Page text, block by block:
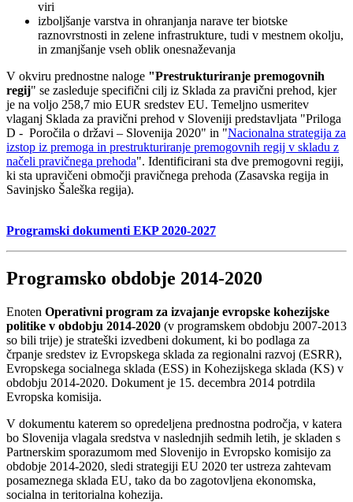
viri
izboljšanje varstva in ohranjanja narave ter biotske
raznovrstnosti in zelene infrastrukture, tudi v mestnem okolju,
in zmanjšanje vseh oblik onesnaževanja
V okviru prednostne naloge "Prestrukturiranje premogovnih
regij" se zasleduje specifični cilj iz Sklada za pravični prehod, kjer
je na voljo 258,7 mio EUR sredstev EU. Temeljno usmeritev
vlaganj Sklada za pravični prehod v Sloveniji predstavljata "Priloga
D - Poročila o državi – Slovenija 2020" in "Nacionalna strategija za
izstop iz premoga in prestrukturiranje premogovnih regij v skladu z
načeli pravičnega prehoda". Identificirani sta dve premogovni regiji,
ki sta upravičeni območji pravičnega prehoda (Zasavska regija in
Savinjsko Šaleška regija).
Programski dokumenti EKP 2020-2027
Programsko obdobje 2014-2020
Enoten Operativni program za izvajanje evropske kohezijske
politike v obdobju 2014-2020 (v programskem obdobju 2007-2013
so bili trije) je strateški izvedbeni dokument, ki bo podlaga za
črpanje sredstev iz Evropskega sklada za regionalni razvoj (ESRR),
Evropskega socialnega sklada (ESS) in Kohezijskega sklada (KS) v
obdobju 2014-2020. Dokument je 15. decembra 2014 potrdila
Evropska komisija.
V dokumentu katerem so opredeljena prednostna področja, v katera
bo Slovenija vlagala sredstva v naslednjih sedmih letih, je skladen s
Partnerskim sporazumom med Slovenijo in Evropsko komisijo za
obdobje 2014-2020, sledi strategiji EU 2020 ter ustreza zahtevam
posameznega sklada EU, tako da bo zagotovljena ekonomska,
socialna in teritorialna kohezija.